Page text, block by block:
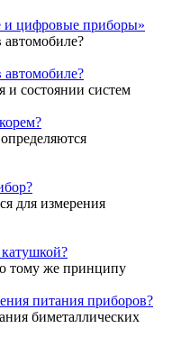
и цифровые приборы»
состоянии систем
для измерения
тому же принципу
питания приборов?
биметаллических